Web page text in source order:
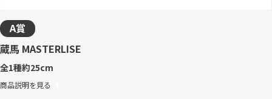
A賞
蔵馬 MASTERLISE
全1種約25cm
商品説明を見る